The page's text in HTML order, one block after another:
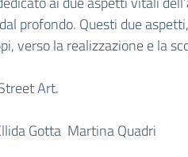
profondo. Questi due
verso la realizzazione e la
Art.
Gotta Martina Quadri